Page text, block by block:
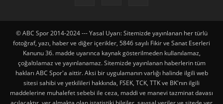
© ABC Spor 2014-2024 --- Yasal Uyarı: Sitemizde yayınlanan her türlü
fotoğraf, yazı, haber ve diğer içerikler, 5846 sayılı Fikir ve Sanat Eserleri
Kanunu 36. madde uyarınca kaynak gösterilmeden kullanılamaz,
çoğaltılamaz ve yayınlanamaz. Sitemizde yayınlanan haberlerin tüm
hakları ABC Spor'a aittir. Aksi bir uygulamanın varlığı halinde ilgili web
sitesi sahibi ve yetkilileri hakkında, FSEK, TCK, TTK ve BK'nın ilgili
maddelerine muhalefet sebebi ile ceza, maddi ve manevi tazminat davası